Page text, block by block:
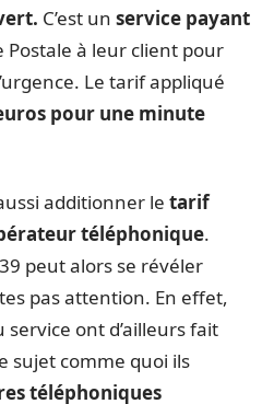
C’est un service payant
Postale à leur client pour
Le tarif appliqué
pour une minute
additionner le tarif
téléphonique.
peut alors se révéler
pas attention. En effet,
ont d’ailleurs fait
sujet comme quoi ils
téléphoniques